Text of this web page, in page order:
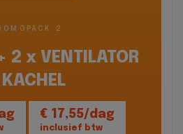
2
2 x VENTILATOR
€ 17,55/dag
inclusief btw